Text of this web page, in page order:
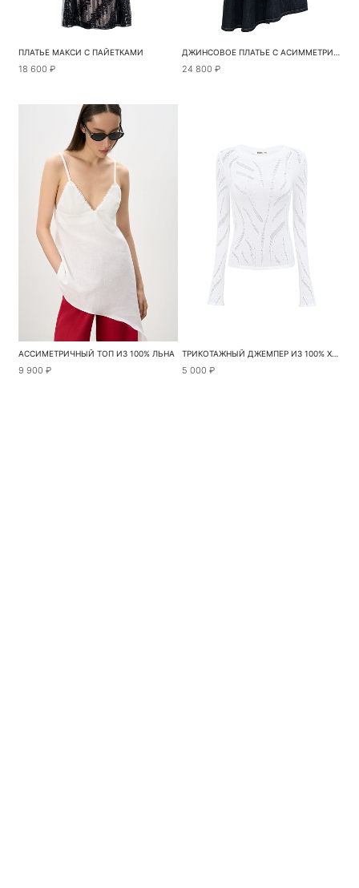
ПЛАТЬЕ МАКСИ С ПАЙЕТКАМИ
18 600 ₽
ДЖИНСОВОЕ ПЛАТЬЕ С АСИММЕТРИЧНЫМ НИЗОМ
24 800 ₽
АССИМЕТРИЧНЫЙ ТОП ИЗ 100% ЛЬНА
9 900 ₽
ТРИКОТАЖНЫЙ ДЖЕМПЕР ИЗ 100% ХЛОПКА
5 000 ₽